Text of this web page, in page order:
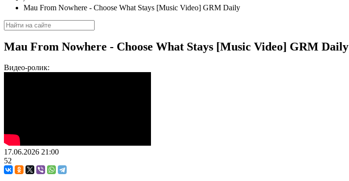
Mau From Nowhere - Choose What Stays [Music Video] GRM Daily
Mau From Nowhere - Choose What Stays [Music Video] GRM Daily
Видео-ролик:
17.06.2026 21:00
52